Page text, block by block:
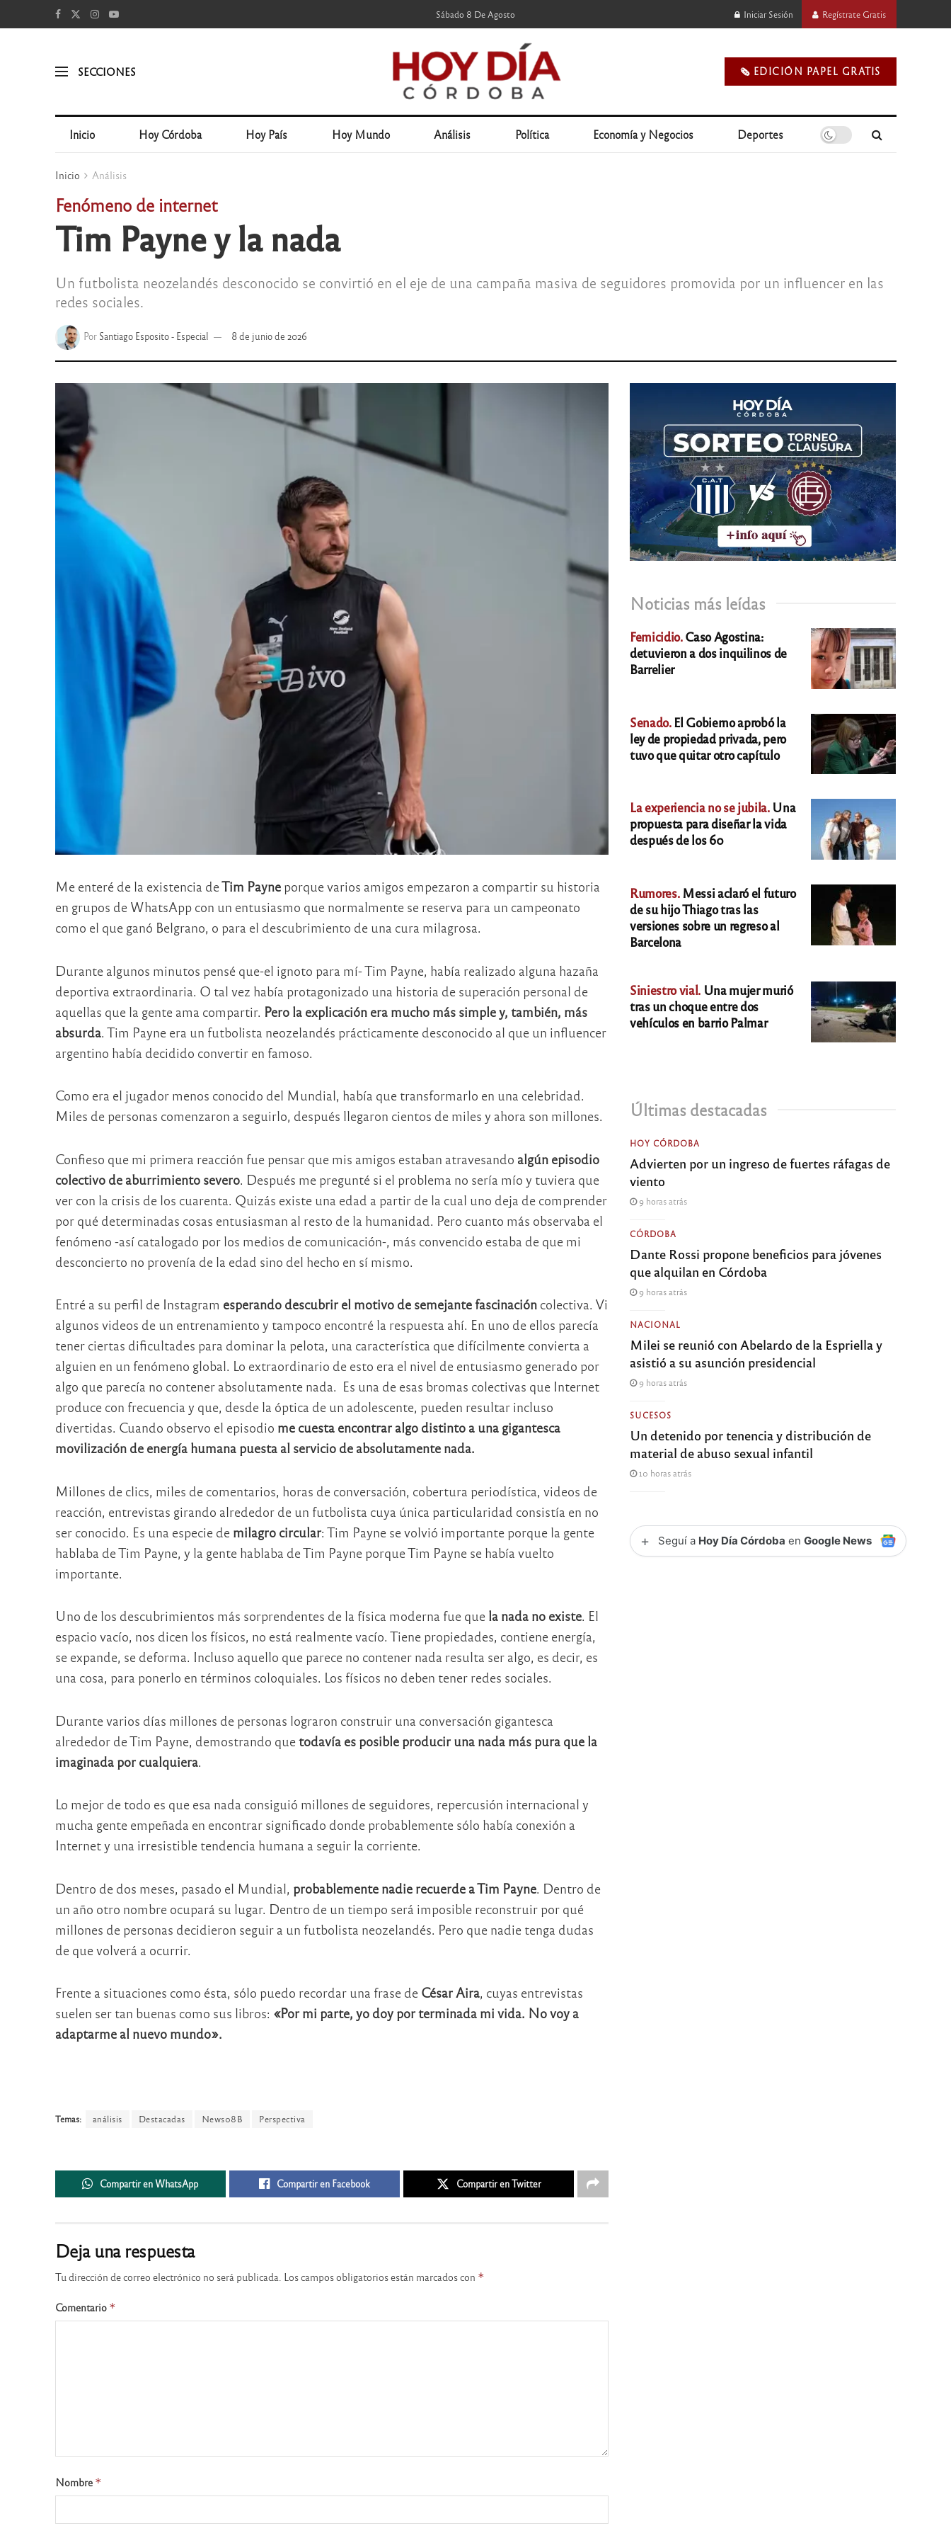
Sábado 8 De Agosto Iniciar Sesión Regístrate Gratis
SECCIONES 🗞️ EDICIÓN PAPEL GRATIS
Inicio Hoy Córdoba Hoy País Hoy Mundo Análisis Política Economía y Negocios Deportes
Inicio Análisis
Fenómeno de internet
Tim Payne y la nada
Un futbolista neozelandés desconocido se convirtió en el eje de una campaña masiva de seguidores promovida por un influencer en las
redes sociales.
Por Santiago Esposito - Especial 8 de junio de 2026
Me enteré de la existencia deTim Payneporque varios amigos empezaron a compartir su historia
en grupos de WhatsApp con un entusiasmo que normalmente se reserva para un campeonato
como el que ganó Belgrano, o para el descubrimiento de una cura milagrosa.
Durante algunos minutos pensé que-el ignoto para mí- Tim Payne, había realizado alguna hazaña
deportiva extraordinaria. O tal vez había protagonizado una historia de superación personal de
aquellas que la gente ama compartir. Pero la explicación era mucho más simple y, también, más
absurda. Tim Payne era un futbolista neozelandés prácticamente desconocido al que un influencer
argentino había decidido convertir en famoso.
Como era el jugador menos conocido del Mundial, había que transformarlo en una celebridad.
Miles de personas comenzaron a seguirlo, después llegaron cientos de miles y ahora son millones.
Confieso que mi primera reacción fue pensar que mis amigos estaban atravesando algún episodio
colectivo de aburrimiento severo. Después me pregunté si el problema no sería mío y tuviera que
ver con la crisis de los cuarenta. Quizás existe una edad a partir de la cual uno deja de comprender
por qué determinadas cosas entusiasman al resto de la humanidad. Pero cuanto más observaba el
fenómeno -así catalogado por los medios de comunicación-, más convencido estaba de que mi
desconcierto no provenía de la edad sino del hecho en sí mismo.
Entré a su perfil de Instagram esperando descubrir el motivo de semejante fascinacióncolectiva. Vi
algunos videos de un entrenamiento y tampoco encontré la respuesta ahí. En uno de ellos parecía
tener ciertas dificultades para dominar la pelota, una característica que difícilmente convierta a
alguien en un fenómeno global. Lo extraordinario de esto era el nivel de entusiasmo generado por
algo que parecía no contener absolutamente nada. Es una de esas bromas colectivas que Internet
produce con frecuencia y que, desde la óptica de un adolescente, pueden resultar incluso
divertidas. Cuando observo el episodio me cuesta encontrar algo distinto a una gigantesca
movilización de energía humana puesta al servicio de absolutamente nada.
Millones de clics, miles de comentarios, horas de conversación, cobertura periodística, videos de
reacción, entrevistas girando alrededor de un futbolista cuya única particularidad consistía en no
ser conocido. Es una especie de milagro circular: Tim Payne se volvió importante porque la gente
hablaba de Tim Payne, y la gente hablaba de Tim Payne porque Tim Payne se había vuelto
importante.
Uno de los descubrimientos más sorprendentes de la física moderna fue quela nada no existe. El
espacio vacío, nos dicen los físicos, no está realmente vacío. Tiene propiedades, contiene energía,
se expande, se deforma. Incluso aquello que parece no contener nada resulta ser algo, es decir, es
una cosa, para ponerlo en términos coloquiales. Los físicos no deben tener redes sociales.
Durante varios días millones de personas lograron construir una conversación gigantesca
alrededor de Tim Payne, demostrando quetodavía es posible producir una nada más pura que la
imaginada por cualquiera.
Lo mejor de todo es que esa nada consiguió millones de seguidores, repercusión internacional y
mucha gente empeñada en encontrar significado donde probablemente sólo había conexión a
Internet y una irresistible tendencia humana a seguir la corriente.
Dentro de dos meses, pasado el Mundial, probablemente nadie recuerde a Tim Payne. Dentro de
un año otro nombre ocupará su lugar. Dentro de un tiempo será imposible reconstruir por qué
millones de personas decidieron seguir a un futbolista neozelandés. Pero que nadie tenga dudas
de que volverá a ocurrir.
Frente a situaciones como ésta, sólo puedo recordar una frase de César Aira, cuyas entrevistas
suelen ser tan buenas como sus libros: «Por mi parte, yo doy por terminada mi vida. No voy a
adaptarme al nuevo mundo».
Temas: análisis Destacadas News08B Perspectiva
Compartir en WhatsApp Compartir en Facebook Compartir en Twitter
Deja una respuesta
Tu dirección de correo electrónico no será publicada. Los campos obligatorios están marcados con *
Comentario *
Nombre *
Noticias más leídas
Femicidio.Caso Agostina:
detuvieron a dos inquilinos de
Barrelier
Senado.El Gobierno aprobó la
ley de propiedad privada, pero
tuvo que quitar otro capítulo
La experiencia no se jubila.Una
propuesta para diseñar la vida
después de los 60
Rumores.Messi aclaró el futuro
de su hijo Thiago tras las
versiones sobre un regreso al
Barcelona
Siniestro vial. Una mujer murió
tras un choque entre dos
vehículos en barrio Palmar
Últimas destacadas
HOY CÓRDOBA
Advierten por un ingreso de fuertes ráfagas de
viento
9 horas atrás
CÓRDOBA
Dante Rossi propone beneficios para jóvenes
que alquilan en Córdoba
9 horas atrás
NACIONAL
Milei se reunió con Abelardo de la Espriella y
asistió a su asunción presidencial
9 horas atrás
SUCESOS
Un detenido por tenencia y distribución de
material de abuso sexual infantil
10 horas atrás
+ Seguí a Hoy Día Córdoba enGoogle News